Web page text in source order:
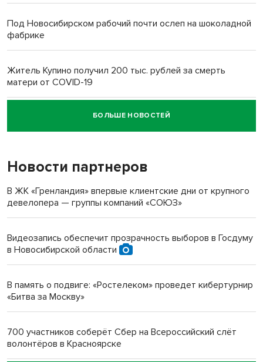
Под Новосибирском рабочий почти ослеп на шоколадной
фабрике
Житель Купино получил 200 тыс. рублей за смерть
матери от COVID-19
Новосибирский суд наказал водителя за смерть
пенсионерки на вокзале
«Мы живём на пастбище!»: в новосибирском селе лошади
терроризируют жителей
Инвалид получил условный срок за избиение врачей
Новосибирский преподаватель с женой вошли в топ-16
Обновлённое отделение ВТБ открылось в Искитиме
БОЛЬШЕ НОВОСТЕЙ
Новости партнеров
В ЖК «Гренландия» впервые клиентские дни от крупного
девелопера — группы компаний «СОЮЗ»
Видеозапись обеспечит прозрачность выборов в Госдуму
в Новосибирской области
В память о подвиге: «Ростелеком» проведет кибертурнир
«Битва за Москву»
700 участников соберёт Сбер на Всероссийский слёт
волонтёров в Красноярске